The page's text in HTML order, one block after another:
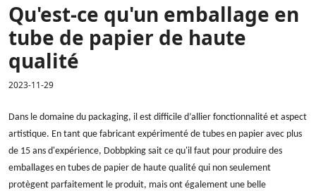
Qu'est-ce qu'un emballage en
tube de papier de haute
qualité
2023-11-29
Dans le domaine du packaging, il est difficile d’allier fonctionnalité et aspect
artistique. En tant que fabricant expérimenté de tubes en papier avec plus
de 15 ans d'expérience, Dobbpking sait ce qu'il faut pour produire des
emballages en tubes de papier de haute qualité qui non seulement
protègent parfaitement le produit, mais ont également une belle